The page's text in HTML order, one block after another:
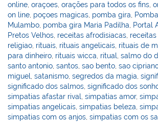
online,oraçoes,orações para todos os fins,
on line, poçoes magicas, pomba gira,
Mulambo, pomba gira Maria Padilha, Portal
Pretos Velhos, receitas afrodisiacas,
religiao, rituais, rituais angelicais, rituais de
para dinheiro, rituais wicca, ritual,salmo do
santo antonio,santos,sao bento,sao
miguel,satanismo,segredos da magia,
significado dos salmos,significado dos
simpatias afastar rival,simpatias amor,
simpatias angelicais,simpatias beleza,
simpatias com os anjos,simpatias com os